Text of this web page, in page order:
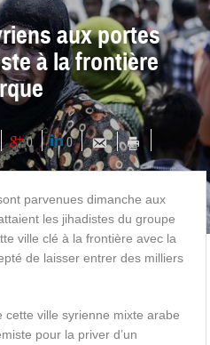
aux portes
à la frontière
0 0
parvenues dimanche aux
les jihadistes du groupe
ville clé à la frontière avec la
de laisser entrer des milliers
ville syrienne mixte arabe
pour la priver d’un